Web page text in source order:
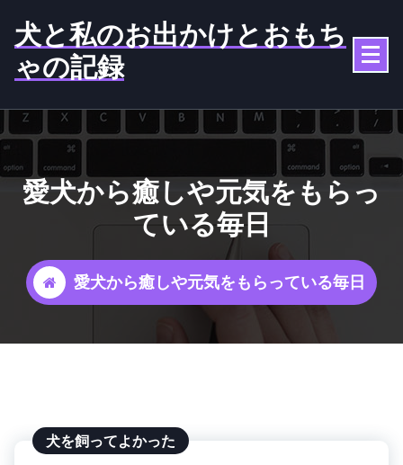
ス
キ
ッ
犬と私のお出かけとおもち
ゃの記録
愛犬から癒しや元気をもらっ
ている毎日
愛犬から癒しや元気をもらっている毎日
犬を飼ってよかった